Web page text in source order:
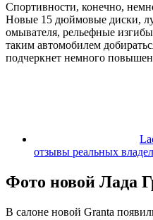
Спортивности, конечно,
Новые 15 дюймовые диски,
омывателя, рельефные
таким автомобилем
подчеркнет немного
отзывы реальных
Фото новой Лада
В салоне новой Granta